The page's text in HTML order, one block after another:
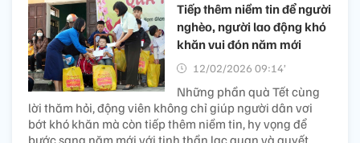
Tiếp thêm niềm tin để người
nghèo, người lao động khó
khăn vui đón năm mới
12/02/2026 09:14’
Những phần quà Tết cùng
lời thăm hỏi, động viên không chỉ giúp người dân vơi
bớt khó khăn mà còn tiếp thêm niềm tin, hy vọng để